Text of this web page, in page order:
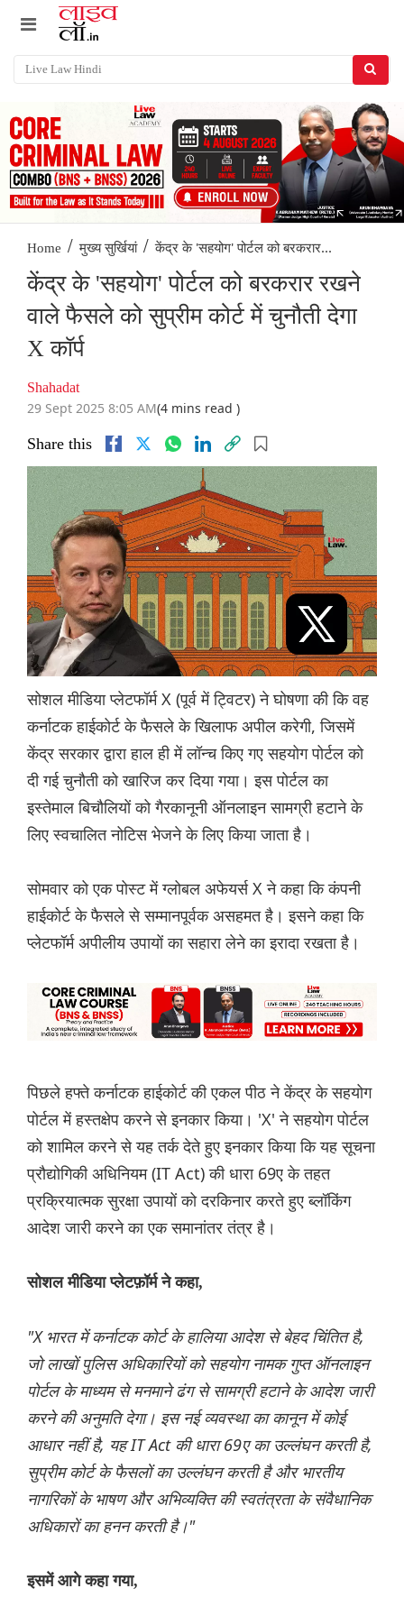
Home / मुख्य सुर्खियां / केंद्र के 'सहयोग' पोर्टल को बरकरार...
केंद्र के 'सहयोग' पोर्टल को बरकरार रखने
वाले फैसले को सुप्रीम कोर्ट में चुनौती देगा
X कॉर्प
Shahadat
29 Sept 2025 8:05 AM(4 mins read )
Share this
सोशल मीडिया प्लेटफॉर्म X (पूर्व में ट्विटर) ने घोषणा की कि वह
कर्नाटक हाईकोर्ट के फैसले के खिलाफ अपील करेगी, जिसमें
केंद्र सरकार द्वारा हाल ही में लॉन्च किए गए सहयोग पोर्टल को
दी गई चुनौती को खारिज कर दिया गया। इस पोर्टल का
इस्तेमाल बिचौलियों को गैरकानूनी ऑनलाइन सामग्री हटाने के
लिए स्वचालित नोटिस भेजने के लिए किया जाता है।
सोमवार को एक पोस्ट में ग्लोबल अफेयर्स X ने कहा कि कंपनी
हाईकोर्ट के फैसले से सम्मानपूर्वक असहमत है। इसने कहा कि
प्लेटफॉर्म अपीलीय उपायों का सहारा लेने का इरादा रखता है।
पिछले हफ्ते कर्नाटक हाईकोर्ट की एकल पीठ ने केंद्र के सहयोग
पोर्टल में हस्तक्षेप करने से इनकार किया। 'X' ने सहयोग पोर्टल
को शामिल करने से यह तर्क देते हुए इनकार किया कि यह सूचना
प्रौद्योगिकी अधिनियम (IT Act) की धारा 69ए के तहत
प्रक्रियात्मक सुरक्षा उपायों को दरकिनार करते हुए ब्लॉकिंग
आदेश जारी करने का एक समानांतर तंत्र है।
सोशल मीडिया प्लेटफ़ॉर्म ने कहा,
"X भारत में कर्नाटक कोर्ट के हालिया आदेश से बेहद चिंतित है,
जो लाखों पुलिस अधिकारियों को सहयोग नामक गुप्त ऑनलाइन
पोर्टल के माध्यम से मनमाने ढंग से सामग्री हटाने के आदेश जारी
करने की अनुमति देगा। इस नई व्यवस्था का कानून में कोई
आधार नहीं है, यह IT Act की धारा 69ए का उल्लंघन करती है,
सुप्रीम कोर्ट के फैसलों का उल्लंघन करती है और भारतीय
नागरिकों के भाषण और अभिव्यक्ति की स्वतंत्रता के संवैधानिक
अधिकारों का हनन करती है।"
इसमें आगे कहा गया,